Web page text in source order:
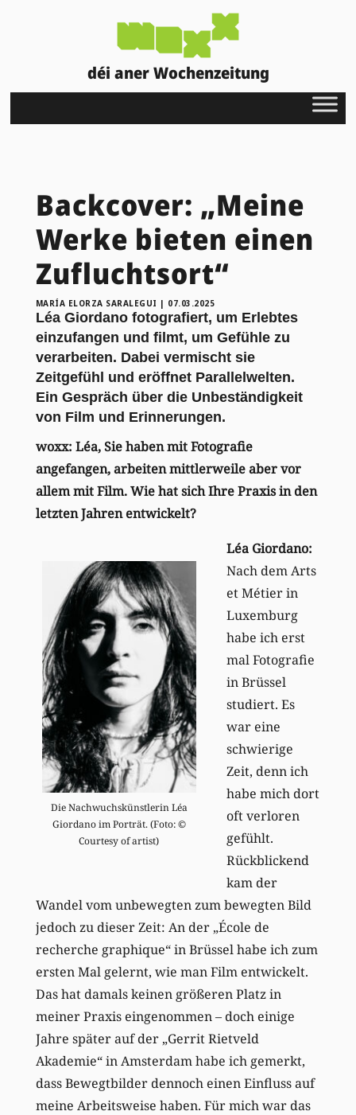
déi aner Wochenzeitung
Backcover: „Meine
Werke bieten einen
Zufluchtsort“
MARÍA ELORZA SARALEGUI | 07.03.2025
Léa Giordano fotografiert, um Erlebtes
einzufangen und filmt, um Gefühle zu
verarbeiten. Dabei vermischt sie
Zeitgefühl und eröffnet Parallelwelten.
Ein Gespräch über die Unbeständigkeit
von Film und Erinnerungen.
woxx: Léa, Sie haben mit Fotografie
angefangen, arbeiten mittlerweile aber vor
allem mit Film. Wie hat sich Ihre Praxis in den
letzten Jahren entwickelt?
Die Nachwuchskünstlerin Léa
Giordano im Porträt. (Foto: ©
Courtesy of artist)
Léa Giordano:
Nach dem Arts
et Métier in
Luxemburg
habe ich erst
mal Fotografie
in Brüssel
studiert. Es
war eine
schwierige
Zeit, denn ich
habe mich dort
oft verloren
gefühlt.
Rückblickend
kam der
Wandel vom unbewegten zum bewegten Bild
jedoch zu dieser Zeit: An der „École de
recherche graphique“ in Brüssel habe ich zum
ersten Mal gelernt, wie man Film entwickelt.
Das hat damals keinen größeren Platz in
meiner Praxis eingenommen – doch einige
Jahre später auf der „Gerrit Rietveld
Akademie“ in Amsterdam habe ich gemerkt,
dass Bewegtbilder dennoch einen Einfluss auf
meine Arbeitsweise haben. Für mich war das